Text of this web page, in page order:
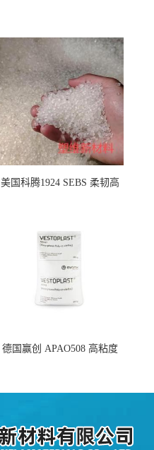
美国科腾1924 SEBS 柔韧高
德国赢创 APAO508 高粘度